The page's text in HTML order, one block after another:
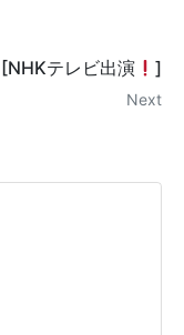
[NHKテレビ出演 ]
Next